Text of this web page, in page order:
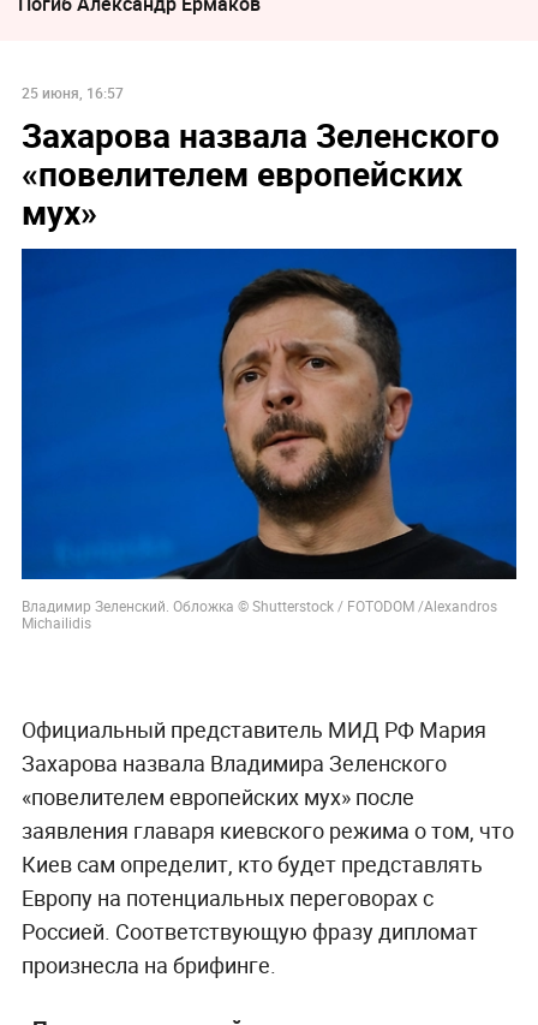
25 июня, 16:57
Захарова назвала Зеленского
«повелителем европейских
мух»
Владимир Зеленский. Обложка © Shutterstock / FOTODOM /Alexandros
Michailidis
Официальный представитель МИД РФ Мария
Захарова назвала Владимира Зеленского
«повелителем европейских мух» после
заявления главаря киевского режима о том, что
Киев сам определит, кто будет представлять
Европу на потенциальных переговорах с
Россией. Соответствующую фразу дипломат
произнесла на брифинге.